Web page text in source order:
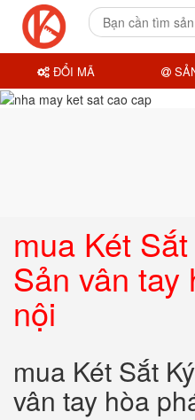
mua Két
Sản vân tay
nội
mua Két Sắt
vân tay hòa
ĐỔI MÃ